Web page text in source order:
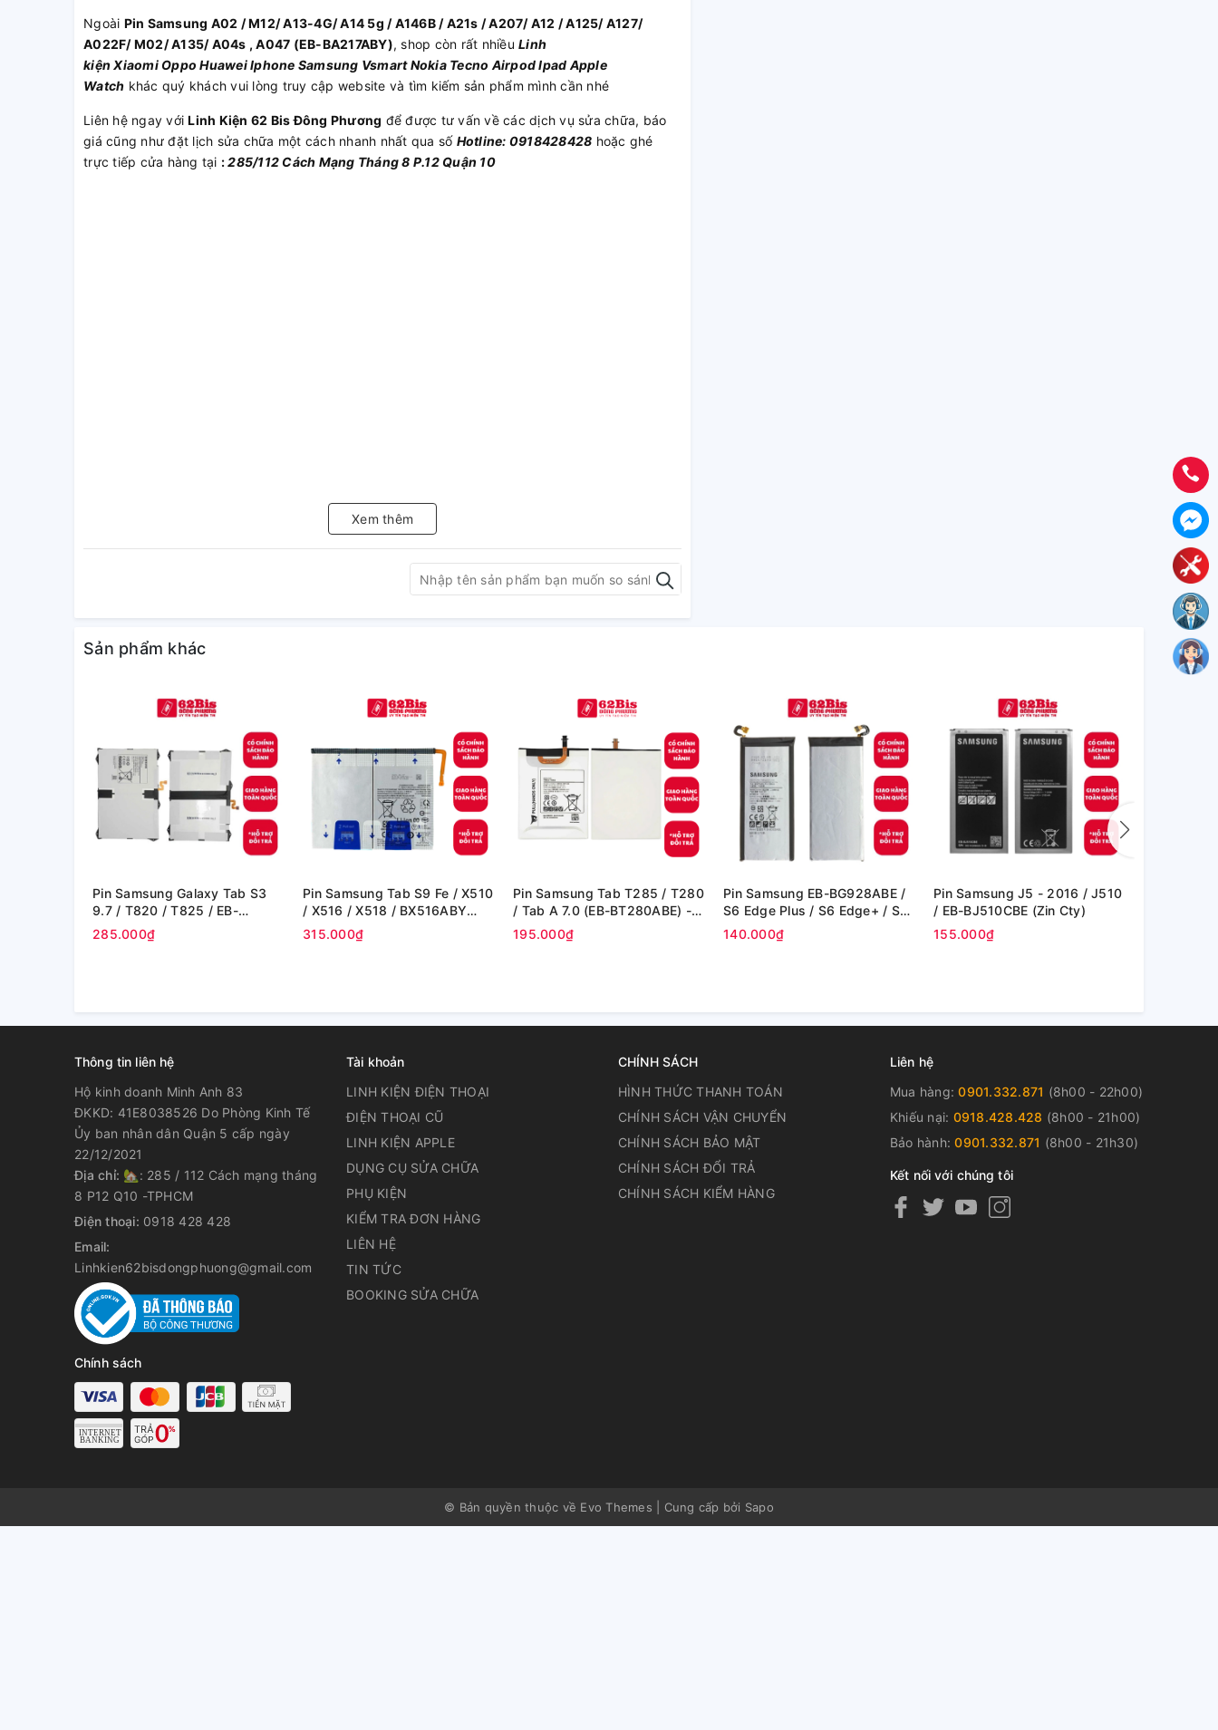
Ngoài Pin Samsung A02 / M12/ A13-4G/ A14 5g / A146B / A21s / A207/ A12 / A125/ A127/
A022F/ M02/ A135/ A04s , A047 (EB-BA217ABY), shop còn rất nhiều Linh
kiệnXiaomi Oppo HuaweiIphone Samsung Vsmart Nokia Tecno AirpodIpad Apple
Watch khác quý khách vui lòng truy cập website và tìm kiếm sản phẩm mình cần nhé
Liên hệ ngay vớiLinh Kiện 62 Bis Đông Phương để được tư vấn về các dịch vụ sửa chữa, báo
giá cũng như đặt lịch sửa chữa một cách nhanh nhất qua số Hotline: 0918428428 hoặc ghé
trực tiếp cửa hàng tại :285/112 Cách Mạng Tháng 8 P.12 Quận 10
Xem thêm
Sản phẩm khác
Pin Samsung Galaxy Tab S3
9.7 / T820 / T825 / EB-
BT825ABE - 6000 mAh (Zin
hãng)
285.000₫
Pin Samsung Tab S9 Fe / X510
/ X516 / X518 / BX516ABY
8000mAh 30.88Wh (Zin cty)
315.000₫
Pin Samsung Tab T285 / T280
/ Tab A 7.0 (EB-BT280ABE) -
(Zin Cty)
195.000₫
Pin Samsung EB-BG928ABE /
S6 Edge Plus / S6 Edge+ / S6
Edge plus (Zin Cty)
140.000₫
Pin Samsung J5 - 2016 / J510
/ EB-BJ510CBE (Zin Cty)
155.000₫
Thông tin liên hệ
Hộ kinh doanh Minh Anh 83
ĐKKD: 41E8038526 Do Phòng Kinh Tế
Ủy ban nhân dân Quận 5 cấp ngày
22/12/2021
Địa chỉ: 🏡: 285 / 112 Cách mạng tháng
8 P12 Q10 -TPHCM
Điện thoại: 0918 428 428
Email:
Linhkien62bisdongphuong@gmail.com
Chính sách
Tài khoản
LINH KIỆN ĐIỆN THOẠI
ĐIỆN THOẠI CŨ
LINH KIỆN APPLE
DỤNG CỤ SỬA CHỮA
PHỤ KIỆN
KIỂM TRA ĐƠN HÀNG
LIÊN HỆ
TIN TỨC
BOOKING SỬA CHỮA
CHÍNH SÁCH
HÌNH THỨC THANH TOÁN
CHÍNH SÁCH VẬN CHUYỂN
CHÍNH SÁCH BẢO MẬT
CHÍNH SÁCH ĐỔI TRẢ
CHÍNH SÁCH KIỂM HÀNG
Liên hệ
Mua hàng:0901.332.871 (8h00 - 22h00)
Khiếu nại: 0918.428.428 (8h00 - 21h00)
Bảo hành:0901.332.871 (8h00 - 21h30)
Kết nối với chúng tôi
© Bản quyền thuộc về Evo Themes Cung cấp bởi Sapo